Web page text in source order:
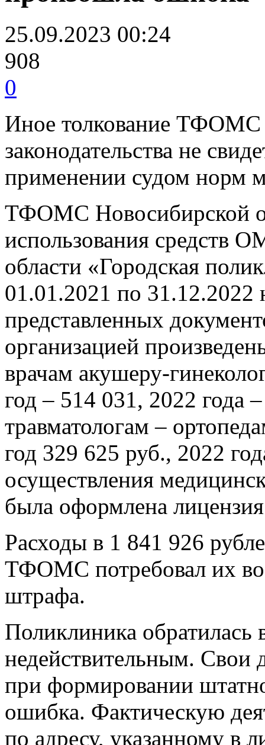
25.09.2023 00:24
908
0
Иное толкование ТФОМС
законодательства не
применении судом норм
ТФОМС Новосибирской
использования средств
области «Городская
01.01.2021 по 31.12.2022
представленных
организацией
врачам акушеру-
год – 514 031, 2022 года
травматологам –
год 329 625 руб., 2022
осуществления
была оформлена
Расходы в 1 841 926
ТФОМС потребовал их
штрафа.
Поликлиника обратилась
недействительным. Свои
при формировании
ошибка. Фактическую
по адресу, указанному в